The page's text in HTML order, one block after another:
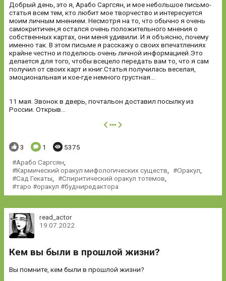
Добрый день, это я, Арабо Саргсян, и мое небольшое письмо-
статья всем тем, кто любит мое творчество и интересуется
моим личным мнением. Несмотря на то, что обычно я очень
самокритичен,я остался очень положительного мнения о
собственных картах, они меня удивили. И я объясню, почему
именно так. В этом письме я расскажу о своих впечатлениях
крайне честно и поделюсь очень личной информацией.Это
делается для того, чтобы всецело передать вам то, что я сам
получил от своих карт и книг.Статья получилась веселая,
эмоциональная и кое-где немного грустная…
11 мая. Звонок в дверь, почтальон доставил посылку из
России. Открыв...
далее
Понравилось:
3 Комментариев:
1 Просмотров:
5375
Арабо Саргсян,
Кармический оракул мифологических существ, Оракул,
Сад Гекаты, Спиритический оракул тотемов,
таро #оракул #будниредактора
read_actor
19.07.2022
Кем вы были в прошлой жизни?
Вы помните, кем были в прошлой жизни?